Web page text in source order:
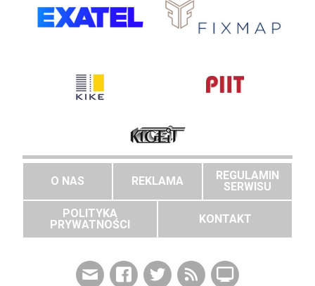
O NAS REKLAMA
REGULAMIN
SERWISU
POLITYKA
PRYWATNOŚCI
KONTAKT